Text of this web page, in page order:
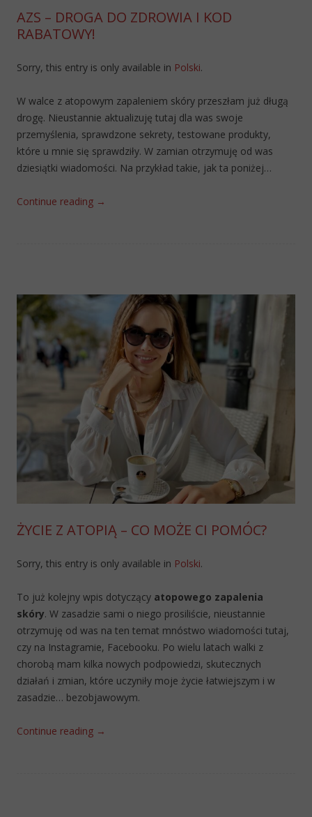
AZS – DROGA DO ZDROWIA I KOD
RABATOWY!
Sorry, this entry is only available in Polski.
W walce z atopowym zapaleniem skóry przeszłam już długą
drogę. Nieustannie aktualizuję tutaj dla was swoje
przemyślenia, sprawdzone sekrety, testowane produkty,
które u mnie się sprawdziły. W zamian otrzymuję od was
dziesiątki wiadomości. Na przykład takie, jak ta poniżej…
Continue reading →
ŻYCIE Z ATOPIĄ – CO MOŻE CI POMÓC?
Sorry, this entry is only available in Polski.
To już kolejny wpis dotyczący atopowego zapalenia
skóry. W zasadzie sami o niego prosiliście, nieustannie
otrzymuję od was na ten temat mnóstwo wiadomości tutaj,
czy na Instagramie, Facebooku. Po wielu latach walki z
chorobą mam kilka nowych podpowiedzi, skutecznych
działań i zmian, które uczyniły moje życie łatwiejszym i w
zasadzie… bezobjawowym.
Continue reading →